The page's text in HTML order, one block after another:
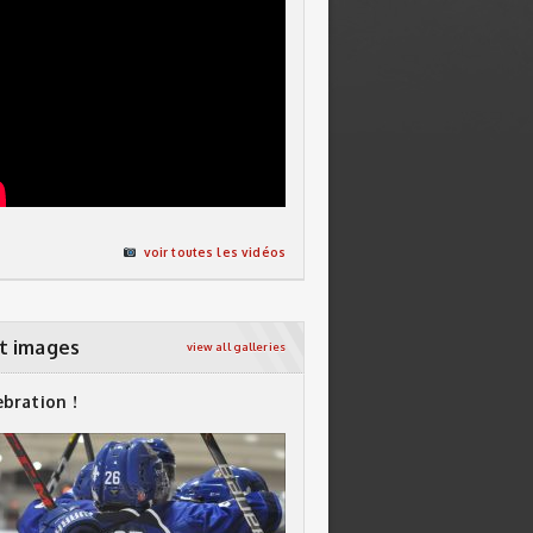
voir toutes les vidéos
images view all galleries
!